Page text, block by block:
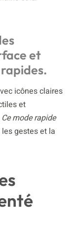
et
icônes claires
et
Ce mode rapide
gestes et la